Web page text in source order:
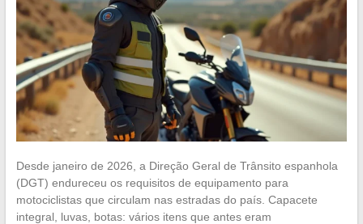
Desde janeiro de 2026, a Direção Geral de Trânsito espanhola
(DGT) endureceu os requisitos de equipamento para
motociclistas que circulam nas estradas do país. Capacete
integral, luvas, botas: vários itens que antes eram